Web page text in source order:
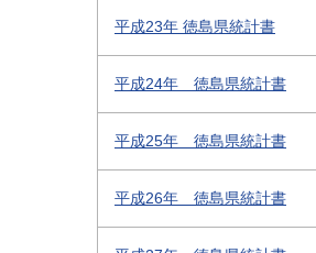
平成23年 徳島県統計書
平成24年 徳島県統計書
平成25年 徳島県統計書
平成26年 徳島県統計書